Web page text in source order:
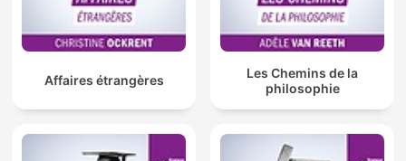
Affaires étrangères
Les Chemins de la
philosophie